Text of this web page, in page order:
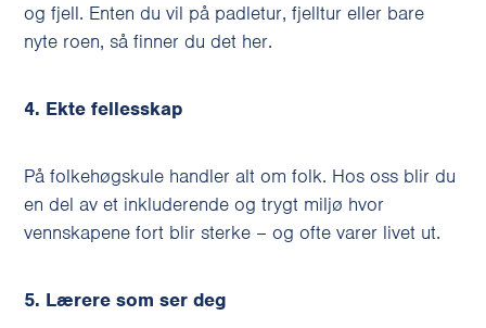
og fjell. Enten du vil på padletur, fjelltur eller bare
nyte roen, så finner du det her.
4. Ekte fellesskap
På folkehøgskule handler alt om folk. Hos oss blir du
en del av et inkluderende og trygt miljø hvor
vennskapene fort blir sterke – og ofte varer livet ut.
5. Lærere som ser deg